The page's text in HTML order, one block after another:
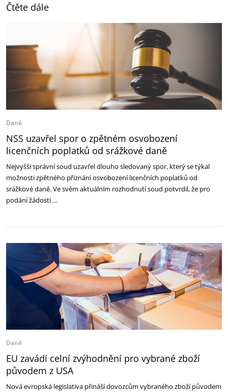
Čtěte dále
Daně
NSS uzavřel spor o zpětném osvobození
licenčních poplatků od srážkové daně
Nejvyšší správní soud uzavřel dlouho sledovaný spor, který se týkal
možnosti zpětného přiznání osvobození licenčních poplatků od
srážkové daně. Ve svém aktuálním rozhodnutí soud potvrdil, že pro
podání žádosti …
Daně
EU zavádí celní zvýhodnění pro vybrané zboží
původem z USA
Nová evropská legislativa přináší dovozcům vybraného zboží původem